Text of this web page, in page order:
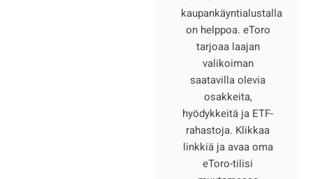
kaupankäyntialustalla
on helppoa. eToro
tarjoaa laajan
valikoiman
saatavilla olevia
osakkeita,
hyödykkeitä ja ETF-
rahastoja. Klikkaa
linkkiä ja avaa oma
eToro-tilisi